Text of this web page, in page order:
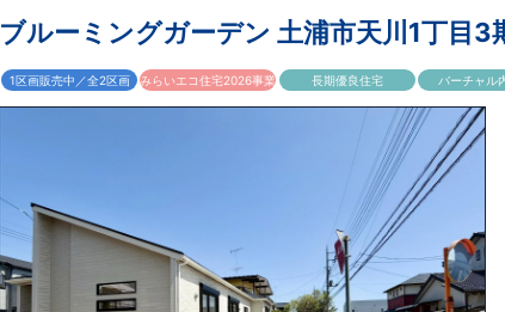
ブルーミングガーデン 土浦市天川1丁目3
1区画販売中／全2区画 みらいエコ住宅2026事業 長期優良住宅 バーチャル